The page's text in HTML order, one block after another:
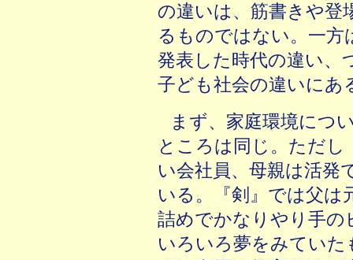
の違いは、筋書きや登
るものではない。一方
発表した時代の違い、
子ども社会の違いにあ
まず、家庭環境につ
ところは同じ。ただ
い会社員、母親は活発
いる。『剣』では父は
詰めでかなりやり手
いろいろ夢をみてい